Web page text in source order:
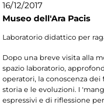
16/12/2017
Museo dell'Ara Pacis
Laboratorio didattico per
Dopo una breve visita alla
spazio laboratorio,
operatori, la conoscenza
storia e le evoluzioni. I
espressivi e di riflessione